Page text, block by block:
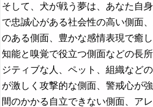
そして、犬が戦う夢は、あなた自
で忠誠心がある社会性の高い側面
のある側面、豊かな感情表現で癒
知能と嗅覚で役立つ側面などの長
ジティブな人、ペット、組織など
が激しく攻撃的な側面、警戒心が
間のかかる自立できない側面、ア